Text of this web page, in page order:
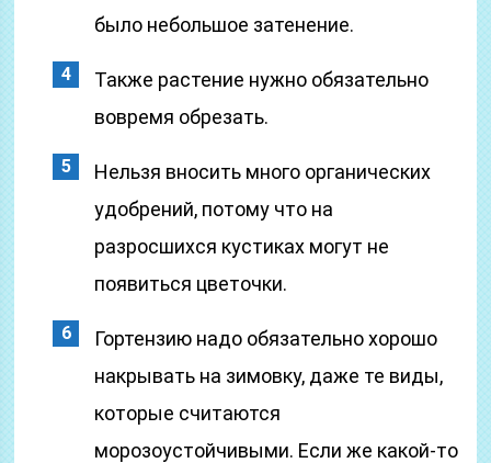
было небольшое затенение.
Также растение нужно обязательно
вовремя обрезать.
Нельзя вносить много органических
удобрений, потому что на
разросшихся кустиках могут не
появиться цветочки.
Гортензию надо обязательно хорошо
накрывать на зимовку, даже те виды,
которые считаются
морозоустойчивыми. Если же какой-то